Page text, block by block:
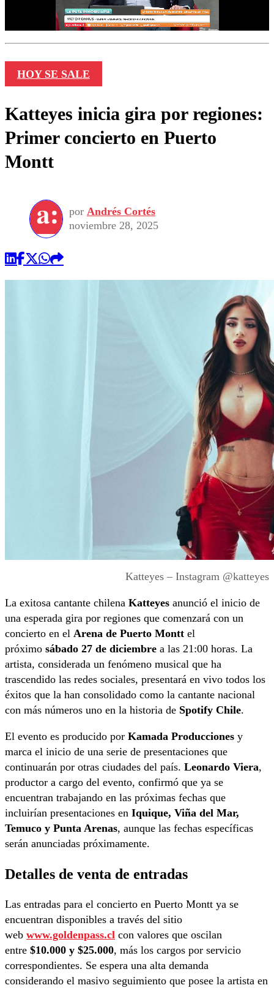
HOY SE SALE
Katteyes inicia gira por regiones:
Primer concierto en Puerto
Montt
por Andrés Cortés
noviembre 28, 2025
Katteyes – Instagram @katteyes
La exitosa cantante chilena Katteyes anunció el inicio de
una esperada gira por regiones que comenzará con un
concierto en el Arena de Puerto Montt el
próximo sábado 27 de diciembre a las 21:00 horas. La
artista, considerada un fenómeno musical que ha
trascendido las redes sociales, presentará en vivo todos los
éxitos que la han consolidado como la cantante nacional
con más números uno en la historia de Spotify Chile.
El evento es producido por Kamada Producciones y
marca el inicio de una serie de presentaciones que
continuarán por otras ciudades del país. Leonardo Viera,
productor a cargo del evento, confirmó que ya se
encuentran trabajando en las próximas fechas que
incluirían presentaciones en Iquique, Viña del Mar,
Temuco y Punta Arenas, aunque las fechas específicas
serán anunciadas próximamente.
Detalles de venta de entradas
Las entradas para el concierto en Puerto Montt ya se
encuentran disponibles a través del sitio
web www.goldenpass.cl con valores que oscilan
entre $10.000 y $25.000, más los cargos por servicio
correspondientes. Se espera una alta demanda
considerando el masivo seguimiento que posee la artista en